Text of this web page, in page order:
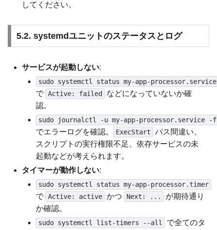
してください。
5.2. systemdユニットのステータスとログ
サービスが起動しない:
sudo systemctl status my-app-processor.service
で Active: failed
などになっていないか確
認。
sudo journalctl -u my-app-processor.service -f
でエラーログを確認。 ExecStart
パス間違い、
スクリプトの実行権限不足、依存サービスの未
起動などが考えられます。
タイマーが動作しない:
sudo systemctl status my-app-processor.timer
で Active: active かつ Next: ...
が期待通り
か確認。
sudo systemctl list-timers --all
で全てのタ